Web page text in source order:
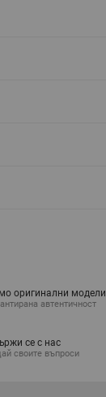
оригинални модели
автентичност
се с нас
своите въпроси